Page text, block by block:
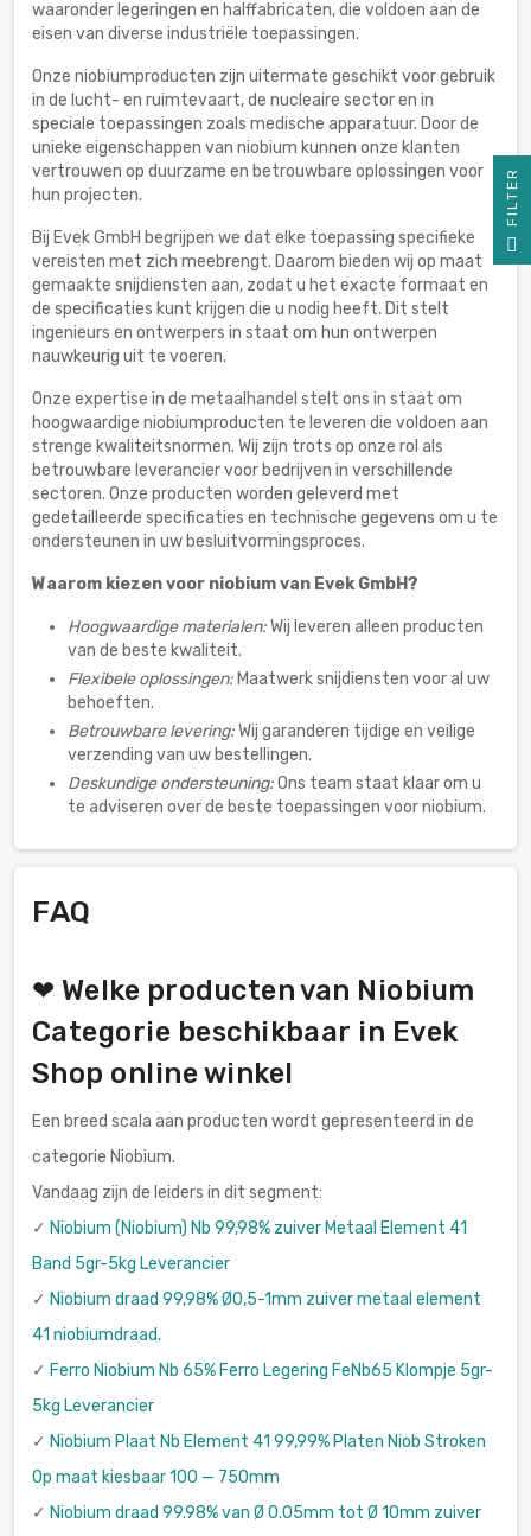
waaronder legeringen en halffabricaten, die voldoen aan de
eisen van diverse industriële toepassingen.
Onze niobiumproducten zijn uitermate geschikt voor gebruik
in de lucht- en ruimtevaart, de nucleaire sector en in
speciale toepassingen zoals medische apparatuur. Door de
unieke eigenschappen van niobium kunnen onze klanten
vertrouwen op duurzame en betrouwbare oplossingen voor
hun projecten.
Bij Evek GmbH begrijpen we dat elke toepassing specifieke
vereisten met zich meebrengt. Daarom bieden wij op maat
gemaakte snijdiensten aan, zodat u het exacte formaat en
de specificaties kunt krijgen die u nodig heeft. Dit stelt
ingenieurs en ontwerpers in staat om hun ontwerpen
nauwkeurig uit te voeren.
Onze expertise in de metaalhandel stelt ons in staat om
hoogwaardige niobiumproducten te leveren die voldoen aan
strenge kwaliteitsnormen. Wij zijn trots op onze rol als
betrouwbare leverancier voor bedrijven in verschillende
sectoren. Onze producten worden geleverd met
gedetailleerde specificaties en technische gegevens om u te
ondersteunen in uw besluitvormingsproces.
Waarom kiezen voor niobium van Evek GmbH?
Hoogwaardige materialen:Wij leveren alleen producten
van de beste kwaliteit.
Flexibele oplossingen: Maatwerk snijdiensten voor al uw
behoeften.
Betrouwbare levering:Wij garanderen tijdige en veilige
verzending van uw bestellingen.
Deskundige ondersteuning:Ons team staat klaar om u
te adviseren over de beste toepassingen voor niobium.
FAQ
❤ Welke producten van Niobium
Categorie beschikbaar in Evek
Shop online winkel
Een breed scala aan producten wordt gepresenteerd in de
categorie Niobium.
Vandaag zijn de leiders in dit segment:
✓ Niobium (Niobium) Nb 99,98% zuiver Metaal Element 41
Band 5gr-5kg Leverancier
✓ Niobium draad 99,98% Ø0,5-1mm zuiver metaal element
41 niobiumdraad.
✓ Ferro Niobium Nb 65% Ferro Legering FeNb65 Klompje 5gr-
5kg Leverancier
✓ Niobium Plaat Nb Element 41 99,99% Platen Niob Stroken
Op maat kiesbaar 100 — 750mm
✓ Niobium draad 99.98% van Ø 0.05mm tot Ø 10mm zuiver
R